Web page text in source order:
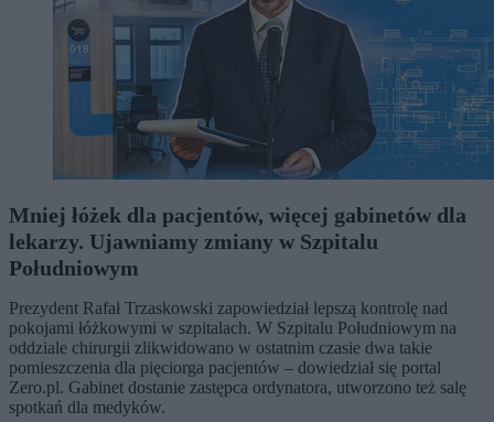
Mniej łóżek dla pacjentów, więcej gabinetów dla
lekarzy. Ujawniamy zmiany w Szpitalu
Południowym
Prezydent Rafał Trzaskowski zapowiedział lepszą kontrolę nad
pokojami łóżkowymi w szpitalach. W Szpitalu Południowym na
oddziale chirurgii zlikwidowano w ostatnim czasie dwa takie
pomieszczenia dla pięciorga pacjentów – dowiedział się portal
Zero.pl. Gabinet dostanie zastępca ordynatora, utworzono też salę
spotkań dla medyków.